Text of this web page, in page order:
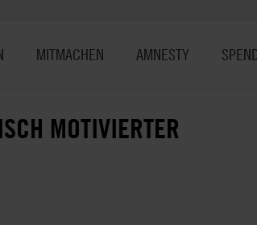
MITMACHEN AMNESTY
MOTIVIERTER